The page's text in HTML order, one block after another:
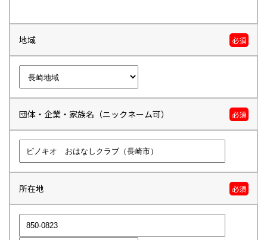
地域 必須
団体・企業・家族名（ニックネーム可） 必須
所在地 必須